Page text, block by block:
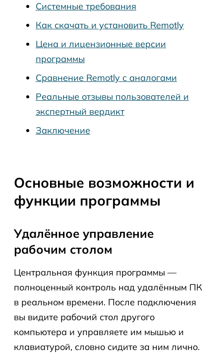
Системные требования
Как скачать и установить Remotly
Цена и лицензионные версии
программы
Сравнение Remotly с аналогами
Реальные отзывы пользователей и
экспертный вердикт
Заключение
Основные возможности и
функции программы
Удалённое управление
рабочим столом
Центральная функция программы —
полноценный контроль над удалённым ПК
в реальном времени. После подключения
вы видите рабочий стол другого
компьютера и управляете им мышью и
клавиатурой, словно сидите за ним лично.